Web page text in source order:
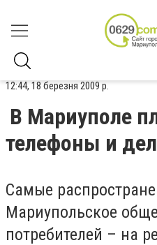
12:44, 18 березня 2009 р.
В Мариуполе
телефоны и
Самые
Мариупольское
потребителей – на